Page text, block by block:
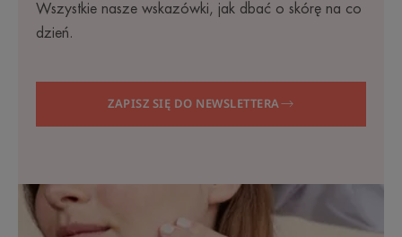
Wszystkie nasze wskazówki, jak dbać o skórę na co
dzień.
ZAPISZ SIĘ DO NEWSLETTERA